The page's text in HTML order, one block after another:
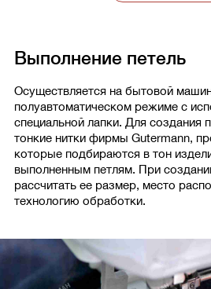
Выполнение петель
Осуществляется на бытовой
полуавтоматическом режиме с
специальной лапки. Для создания
тонкие нитки фирмы Gutermann,
которые подбираются в тон
выполненным петлям. При
рассчитать ее размер, место
технологию обработки.